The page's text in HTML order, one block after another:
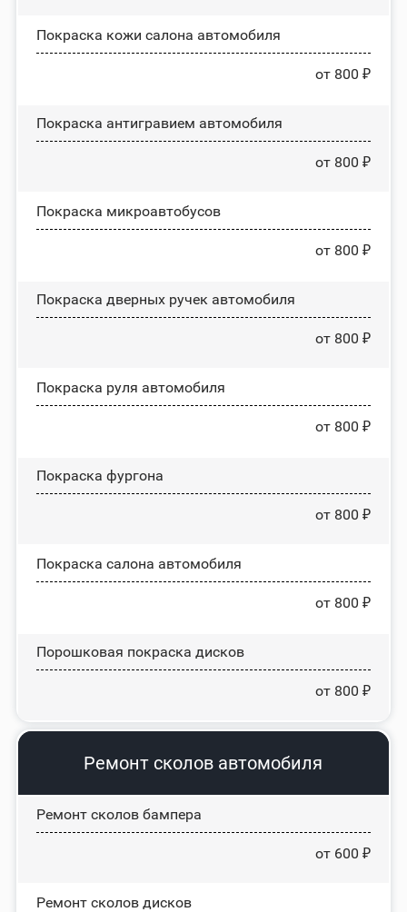
Покраска кожи салона автомобиля
от 800 ₽
Покраска антигравием автомобиля
от 800 ₽
Покраска микроавтобусов
от 800 ₽
Покраска дверных ручек автомобиля
от 800 ₽
Покраска руля автомобиля
от 800 ₽
Покраска фургона
от 800 ₽
Покраска салона автомобиля
от 800 ₽
Порошковая покраска дисков
от 800 ₽
Ремонт сколов автомобиля
Ремонт сколов бампера
от 600 ₽
Ремонт сколов дисков